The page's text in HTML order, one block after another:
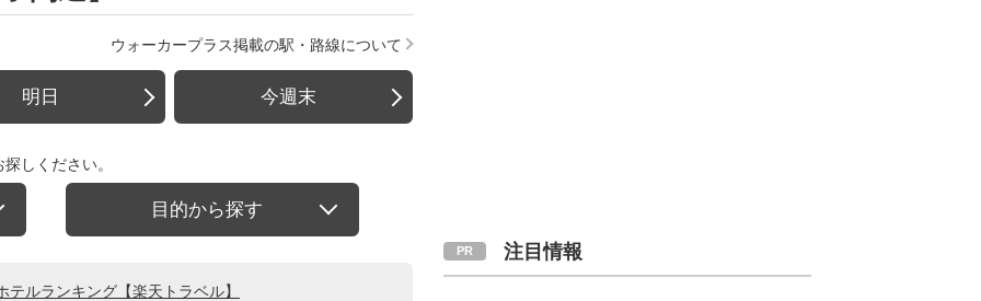
ウォーカープラス掲載の駅・路線について
明日 今週末
しください。
目的から探す
ルランキング【楽天トラベル】
注目情報